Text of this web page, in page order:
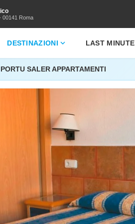
00141 Roma
DESTINAZIONI expand_more LAST MINUTE
PORTU SALER APPARTAMENTI